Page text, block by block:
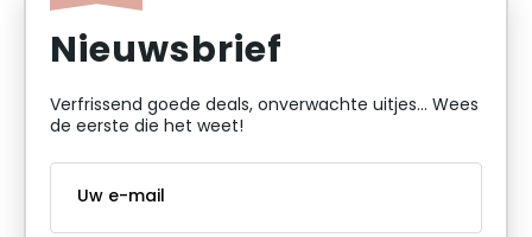
Nieuwsbrief
Verfrissend goede deals, onverwachte uitjes... Wees
de eerste die het weet!